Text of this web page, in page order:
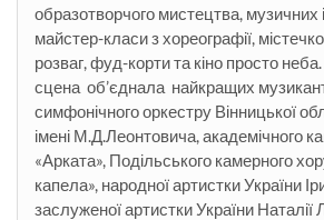
образотворчого мистецтва, музичних
майстер-класи з хореографії,
розваг, фуд-корти та кіно просто
сцена об’єднала найкращих
симфонічного оркестру Вінницької
імені М.Д.Леонтовича, академічного
«Арката», Подільського камерного
капела», народної артистки України
заслуженої артистки України Наталії